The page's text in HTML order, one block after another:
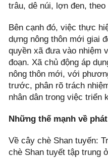
trâu, dê núi, lợn đen,
Bên cạnh đó, việc thực
dựng nông thôn mới giai
quyền xã đưa vào nhiệm
đoạn. Xã chủ động áp
nông thôn mới, với
trước, phân rõ trách
nhân dân trong việc triển
Những thế mạnh về
Về cây chè Shan tuyến:
chè Shan tuyết tập trung